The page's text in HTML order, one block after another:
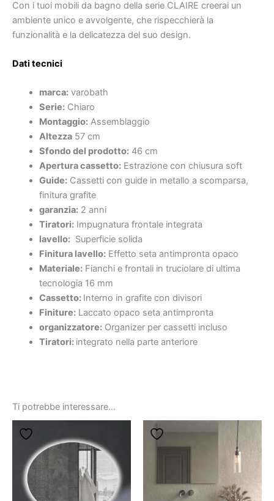
Con i tuoi mobili da bagno della serie CLAIRE creerai un
ambiente unico e avvolgente, che rispecchierà la
funzionalità e la delicatezza del suo design.
Dati tecnici
marca:varobath
Serie:Chiaro
Montaggio:Assemblaggio
Altezza57 cm
Sfondo del prodotto:46 cm
Apertura cassetto:Estrazione con chiusura soft
Guide:Cassetti con guide in metallo a scomparsa,
finitura grafite
garanzia:2 anni
Tiratori:Impugnatura frontale integrata
lavello:Superficie solida
Finitura lavello:Effetto seta antimpronta opaco
Materiale:Fianchi e frontali in truciolare di ultima
tecnologia 16 mm
Cassetto: Interno in grafite con divisori
Finiture:Laccato opaco seta antimpronta
organizzatore:Organizer per cassetti incluso
Tiratori: integrato nella parte anteriore
Ti potrebbe interessare…